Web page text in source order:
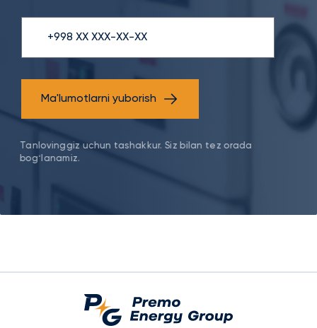
Ma'lumotlarni yuborish
Tanlovinggiz uchun tashakkur. Siz bilan tez orada
bogʻlanamiz.